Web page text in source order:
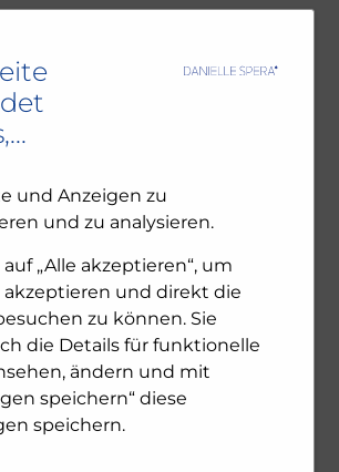
„Das jüdische Wien“
Zeiten – Erinnern für die
ARCHIV
und Anzeigen zu
und zu analysieren.
„Alle akzeptieren“, um
akzeptieren und direkt die
zu können. Sie
die Details für funktionelle
ändern und mit
speichern“ diese
speichern.